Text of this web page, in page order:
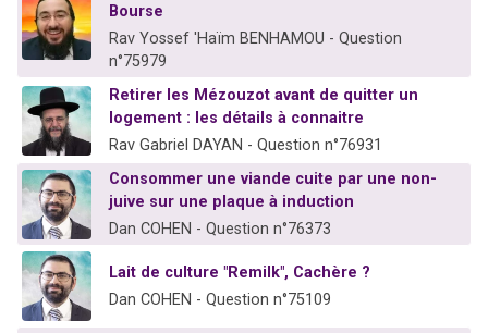
Bourse
Rav Yossef 'Haïm BENHAMOU - Question
n°75979
Retirer les Mézouzot avant de quitter un
logement : les détails à connaitre
Rav Gabriel DAYAN - Question n°76931
Consommer une viande cuite par une non-
juive sur une plaque à induction
Dan COHEN - Question n°76373
Lait de culture "Remilk", Cachère ?
Dan COHEN - Question n°75109